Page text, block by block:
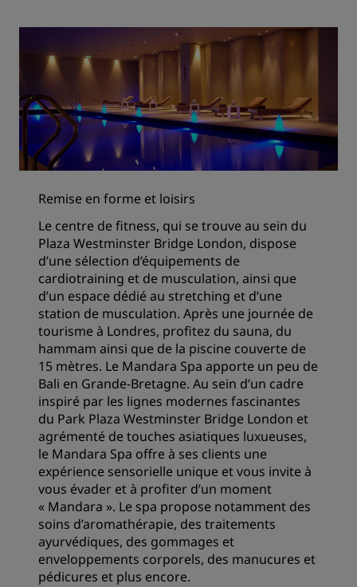
Remise en forme et loisirs
Le centre de fitness, qui se trouve au sein du
Plaza Westminster Bridge London, dispose
d’une sélection d’équipements de
cardiotraining et de musculation, ainsi que
d’un espace dédié au stretching et d’une
station de musculation. Après une journée de
tourisme à Londres, profitez du sauna, du
hammam ainsi que de la piscine couverte de
15 mètres. Le Mandara Spa apporte un peu de
Bali en Grande-Bretagne. Au sein d’un cadre
inspiré par les lignes modernes fascinantes
du Park Plaza Westminster Bridge London et
agrémenté de touches asiatiques luxueuses,
le Mandara Spa offre à ses clients une
expérience sensorielle unique et vous invite à
vous évader et à profiter d’un moment
« Mandara ». Le spa propose notamment des
soins d’aromathérapie, des traitements
ayurvédiques, des gommages et
enveloppements corporels, des manucures et
pédicures et plus encore.